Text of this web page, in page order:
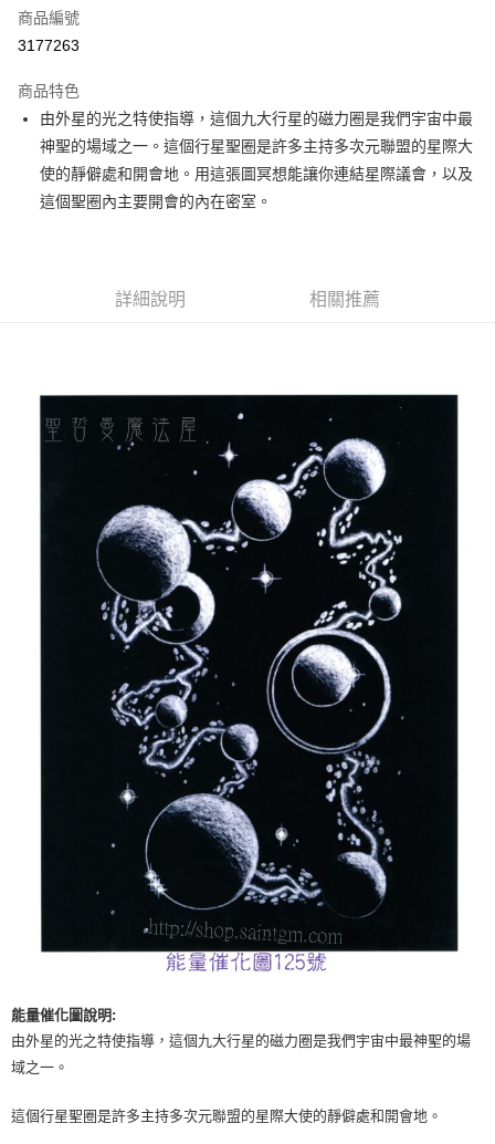
超商取貨付款
Apple Pay
街口支付
悠遊付
7-11取貨付款
每筆NT$80，滿NT$3,000(含以上)免運費
每筆NT$80，滿NT$3,000(含以上)免運費
郵局幫你送（離島）
每筆NT$80，滿NT$3,000(含以上)免運費
付款後門市自取
商品編號
3177263
商品特色
由外星的光之特使指導，這個九大行星的磁力圈是我們宇宙中最
神聖的場域之一。這個行星聖圈是許多主持多次元聯盟的星際大
使的靜僻處和開會地。用這張圖冥想能讓你連結星際議會，以及
這個聖圈內主要開會的內在密室。
詳細說明 相關推薦
能量催化圖說明:
由外星的光之特使指導，這個九大行星的磁力圈是我們宇宙中最神聖的場
域之一。
這個行星聖圈是許多主持多次元聯盟的星際大使的靜僻處和開會地。